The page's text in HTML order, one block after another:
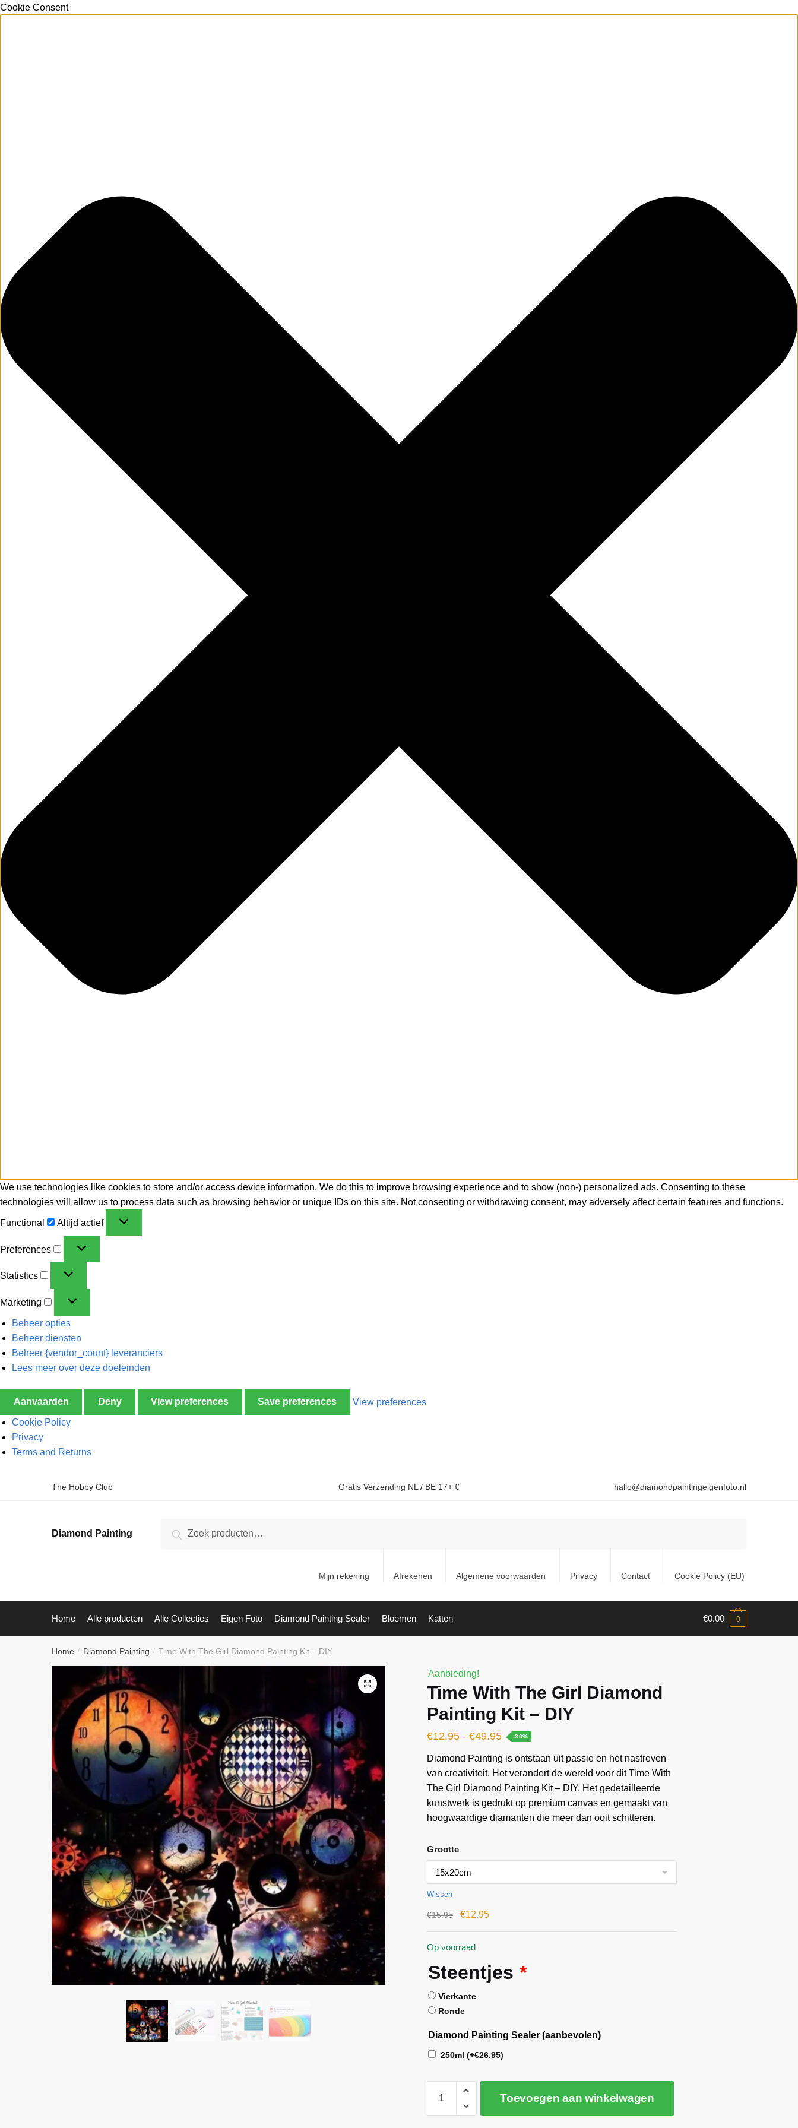
Cookie Consent
We use technologies like cookies to store and/or access device information. We do this to improve browsing experience and to show (non-) personalized ads. Consenting to these
technologies will allow us to process data such as browsing behavior or unique IDs on this site. Not consenting or withdrawing consent, may adversely affect certain features and functions.
Functional Altijd actief
Preferences
Statistics
Marketing
Beheer opties
Beheer diensten
Beheer {vendor_count} leveranciers
Lees meer over deze doeleinden
Aanvaarden Deny View preferences Save preferences View preferences
Cookie Policy
Privacy
Terms and Returns
The Hobby Club Gratis Verzending NL / BE 17+ € hallo@diamondpaintingeigenfoto.nl
Diamond Painting Zoeken
Mijn rekening Afrekenen Algemene voorwaarden Privacy Contact Cookie Policy (EU)
Home Alle producten Alle Collecties Eigen Foto Diamond Painting Sealer Bloemen Katten €0.00 0
Home / Diamond Painting / Time With The Girl Diamond Painting Kit – DIY
🔍
Aanbieding!
Time With The Girl Diamond
Painting Kit – DIY
€12.95 - €49.95 -30%
Diamond Painting is ontstaan ​​uit passie en het nastreven
van creativiteit. Het verandert de wereld voor dit Time With
The Girl Diamond Painting Kit – DIY. Het gedetailleerde
kunstwerk is gedrukt op premium canvas en gemaakt van
hoogwaardige diamanten die meer dan ooit schitteren.
Grootte
Wissen
€15.95 €12.95
Op voorraad
Steentjes *
Vierkante
Ronde
Diamond Painting Sealer (aanbevolen)
250ml (+€26.95)
Toevoegen aan winkelwagen